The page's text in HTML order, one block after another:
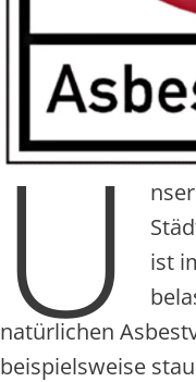
U
ist
natürlichen
beispielsweise